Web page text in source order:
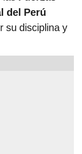
del Perú
su disciplina y